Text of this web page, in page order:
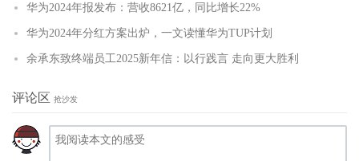
华为2024年报发布：营收8621亿，同比增长22%
华为2024年分红方案出炉，一文读懂华为TUP计划
余承东致终端员工2025新年信：以行践言 走向更大胜利
评论区 抢沙发